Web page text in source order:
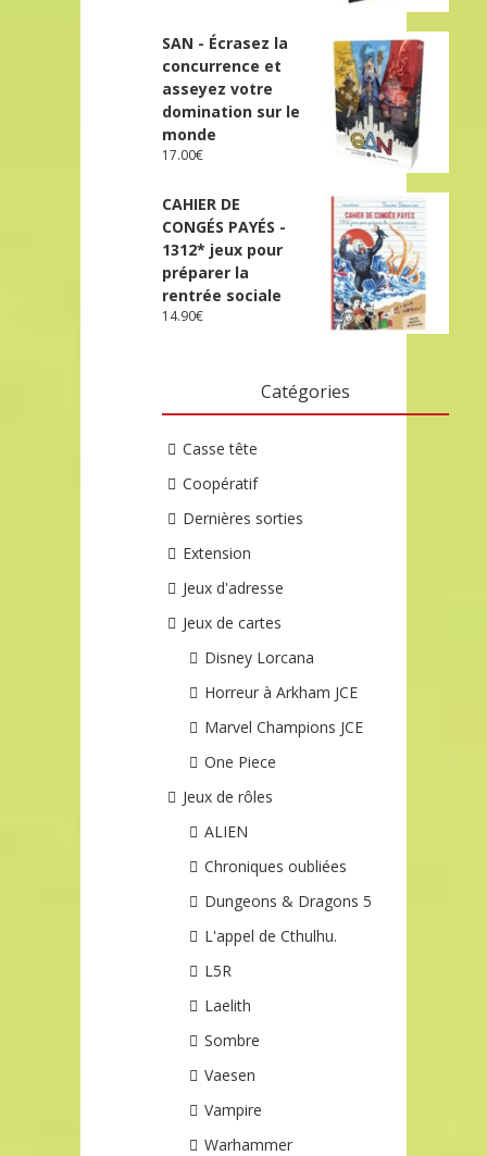
SAN - Écrasez la
concurrence et
asseyez votre
domination sur le
monde
17.00€
CAHIER DE
CONGÉS PAYÉS -
1312* jeux pour
préparer la
rentrée sociale
14.90€
Catégories
Casse tête
Coopératif
Dernières sorties
Extension
Jeux d'adresse
Jeux de cartes
Disney Lorcana
Horreur à Arkham JCE
Marvel Champions JCE
One Piece
Jeux de rôles
ALIEN
Chroniques oubliées
Dungeons & Dragons 5
L'appel de Cthulhu.
L5R
Laelith
Sombre
Vaesen
Vampire
Warhammer